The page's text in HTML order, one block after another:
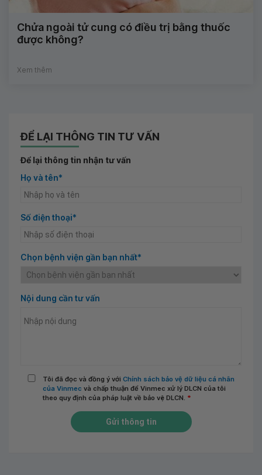
Chửa ngoài tử cung có điều trị bằng thuốc
được không?
Xem thêm
ĐỂ LẠI THÔNG TIN TƯ VẤN
Để lại thông tin nhận tư vấn
Họ và tên*
Số điện thoại*
Chọn bệnh viện gần bạn nhất*
Nội dung cần tư vấn
Tôi đã đọc và đồng ý với Chính sách bảo vệ dữ liệu cá nhân
của Vinmec và chấp thuận để Vinmec xử lý DLCN của tôi
theo quy định của pháp luật về bảo vệ DLCN. *
Gửi thông tin